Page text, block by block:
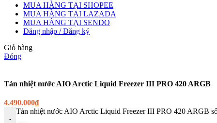
MUA HÀNG TẠI SHOPEE
MUA HÀNG TẠI LAZADA
MUA HÀNG TẠI SENDO
Đăng nhập / Đăng ký
Giỏ hàng
Đóng
Tản nhiệt nước AIO Arctic Liquid Freezer III PRO 420 ARGB
4.490.000₫
-
Tản nhiệt nước AIO Arctic Liquid Freezer III PRO 420 ARGB